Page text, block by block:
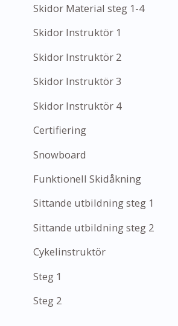
Skidor Material steg 1-4
Skidor Instruktör 1
Skidor Instruktör 2
Skidor Instruktör 3
Skidor Instruktör 4
Certifiering
Snowboard
Funktionell Skidåkning
Sittande utbildning steg 1
Sittande utbildning steg 2
Cykelinstruktör
Steg 1
Steg 2